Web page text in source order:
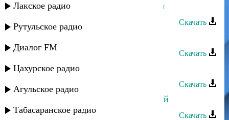
Лакское радио
Рутульское радио
Диалог FM
Цахурское радио
Агульское радио
Табасаранское радио
Марина Мустафаева - Оставь меня
Скачать
Скачать
Марина Мустафаева - Индийская
Скачать
Марина Мустафаева - Дуэт с мамой
Скачать